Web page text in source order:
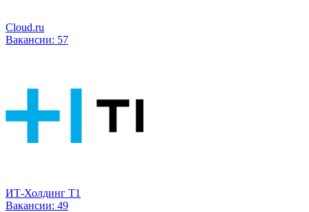
Cloud.ru
Вакансии: 57
ИТ-Холдинг Т1
Вакансии: 49